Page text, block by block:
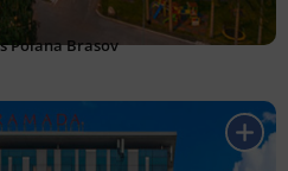
Poiana Brasov